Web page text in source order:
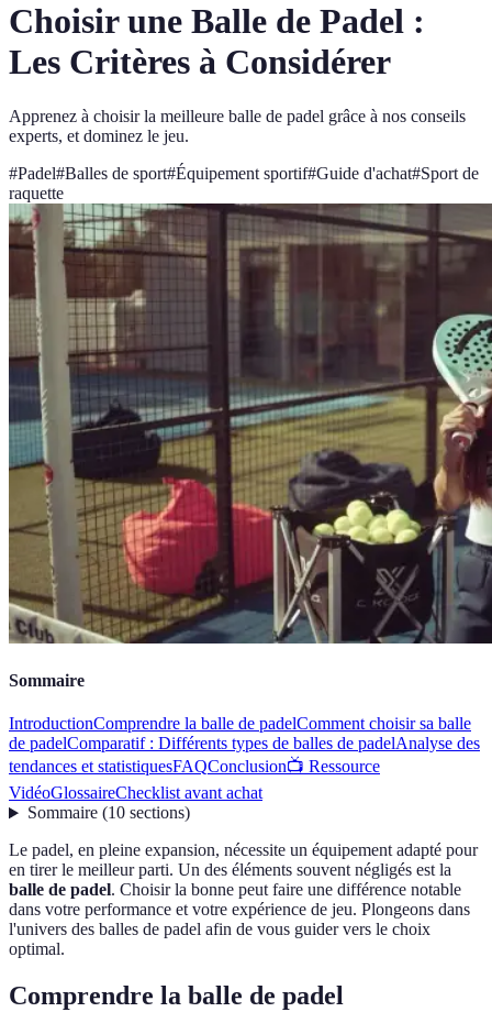
Choisir une Balle de Padel :
Les Critères à Considérer
Apprenez à choisir la meilleure balle de padel grâce à nos conseils
experts, et dominez le jeu.
#Padel#Balles de sport#Équipement sportif#Guide d'achat#Sport de
raquette
Sommaire
IntroductionComprendre la balle de padelComment choisir sa balle
de padelComparatif : Différents types de balles de padelAnalyse des
tendances et statistiquesFAQConclusion📺 Ressource
VidéoGlossaireChecklist avant achat
Sommaire(10 sections)
Le padel, en pleine expansion, nécessite un équipement adapté pour
en tirer le meilleur parti. Un des éléments souvent négligés est la
balle de padel. Choisir la bonne peut faire une différence notable
dans votre performance et votre expérience de jeu. Plongeons dans
l'univers des balles de padel afin de vous guider vers le choix
optimal.
Comprendre la balle de padel